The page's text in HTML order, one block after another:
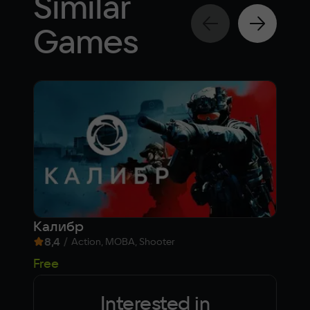
Games
Калибр
8,4 / Action, MOBA, Shooter
Free
Interested in